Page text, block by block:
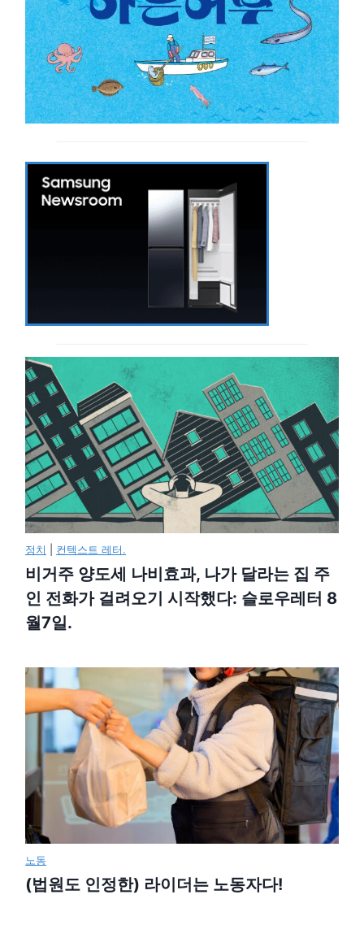
정치 컨텍스트 레터.
비거주 양도세 나비효과, 나가 달라는 집 주
인 전화가 걸려오기 시작했다: 슬로우레터 8
월7일.
노동
(법원도 인정한) 라이더는 노동자다!